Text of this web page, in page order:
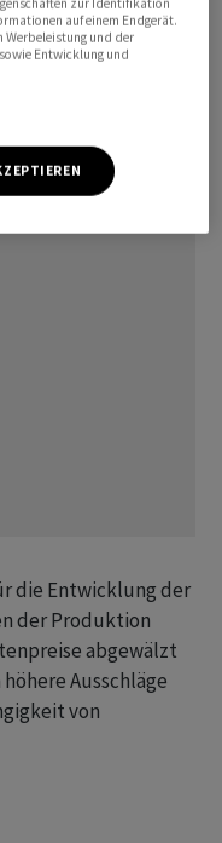
und
Juni 2022 bei 6,9
Im Mai 2023 war
wieder rückläufig.
die Entwicklung der
der Produktion
abgewälzt
Ausschläge
von
auf einem Endgerät.
Werbeleistung und der
Entwicklung und